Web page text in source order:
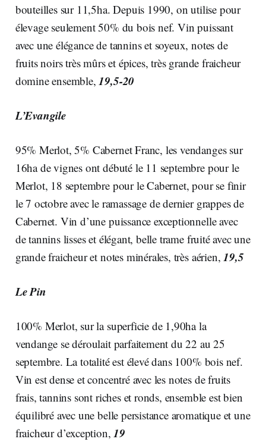
bouteilles sur 11,5ha. Depuis 1990, on utilise pour
élevage seulement 50% du bois nef. Vin puissant
avec une élégance de tannins et soyeux, notes de
fruits noirs très mûrs et épices, très grande fraicheur
domine ensemble,19,5-20
L’Evangile
95% Merlot, 5% Cabernet Franc, les vendanges sur
16ha de vignes ont débuté le 11 septembre pour le
Merlot, 18 septembre pour le Cabernet, pour se finir
le 7 octobre avec le ramassage de dernier grappes de
Cabernet. Vin d’une puissance exceptionnelle avec
de tannins lisses et élégant, belle trame fruité avec une
grande fraicheur et notes minérales, très aérien,19,5
Le Pin
100% Merlot, sur la superficie de 1,90ha la
vendange se déroulait parfaitement du 22 au 25
septembre. La totalité est élevé dans 100% bois nef.
Vin est dense et concentré avec les notes de fruits
frais, tannins sont riches et ronds, ensemble est bien
équilibré avec une belle persistance aromatique et une
fraicheur d’exception,19